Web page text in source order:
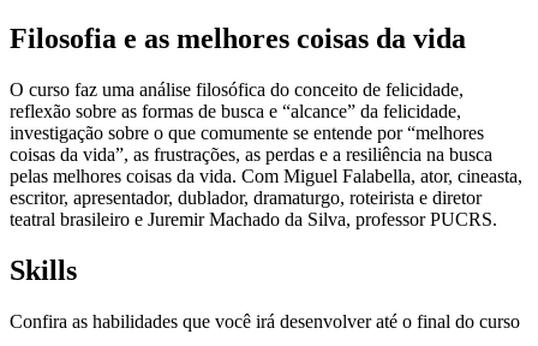
Filosofia e as melhores coisas da vida
O curso faz uma análise filosófica do conceito de felicidade,
reflexão sobre as formas de busca e “alcance” da felicidade,
investigação sobre o que comumente se entende por “melhores
coisas da vida”, as frustrações, as perdas e a resiliência na busca
pelas melhores coisas da vida. Com Miguel Falabella, ator, cineasta,
escritor, apresentador, dublador, dramaturgo, roteirista e diretor
teatral brasileiro e Juremir Machado da Silva, professor PUCRS.
Skills
Confira as habilidades que você irá desenvolver até o final do curso